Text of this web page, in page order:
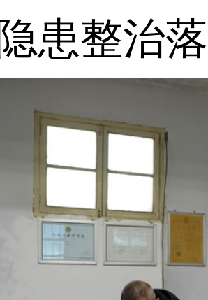
患整治